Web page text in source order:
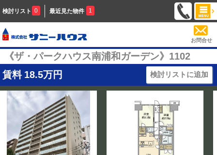
検討リスト 0 最近見た物件 1
お問合せ
《ザ・パークハウス南浦和ガーデン》1102
賃料 18.5万円 検討リストに追加